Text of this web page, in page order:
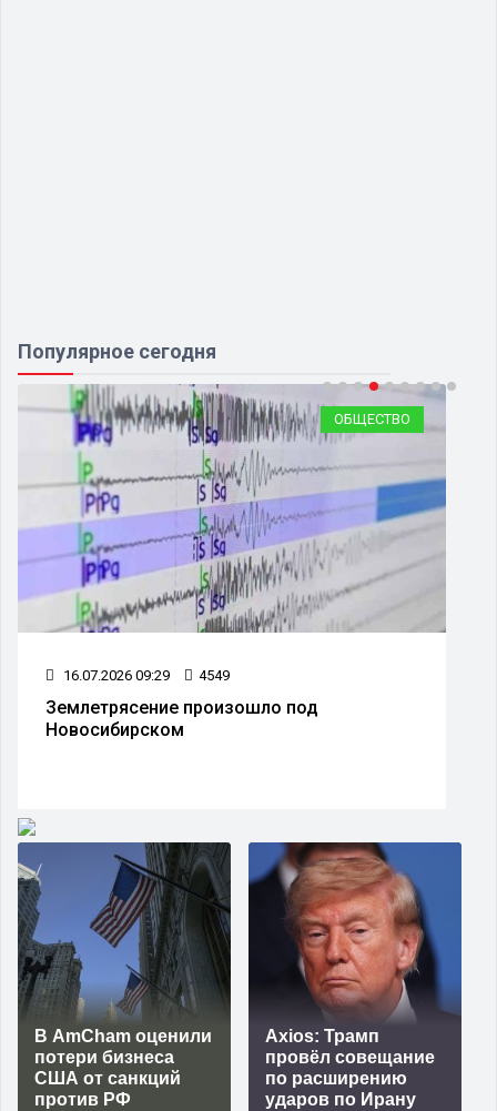
Популярное сегодня
ОБЩЕСТВО
16.07.2026 09:29 4549
Землетрясение произошло под
Новосибирском
В AmCham оценили
потери бизнеса
США от санкций
против РФ
Axios: Трамп
провёл совещание
по расширению
ударов по Ирану